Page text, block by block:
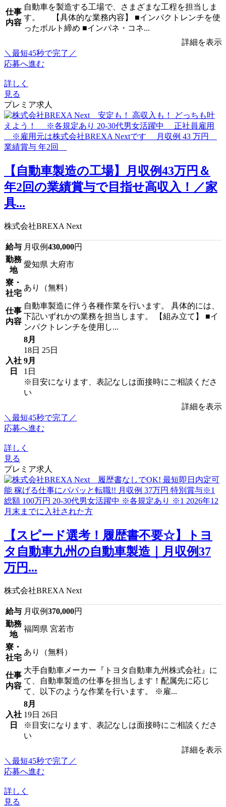
仕事
内容
自動車を製造する工場で、さまざまな工程を担当しま
す。 【具体的な業務内容】 ■インパクトレンチを使
ったボルト締め ■インパネ・コネ...
詳細を表示
＼最短45秒で完了／
応募へ進む
詳しく
見る
プレミア求人
【自動車製造の工場】月収例43万円＆
年2回の業績賞与で目指せ高収入！／家
具...
株式会社BREXA Next
給与 月収例430,000円
勤務
地
愛知県 大府市
寮・
社宅
あり（無料）
仕事
内容
自動車製造に伴う各種作業を行います。 具体的には、
下記いずれかの業務を担当します。 【組み立て】 ■イ
ンパクトレンチを使用し...
入社
日
8月
18日 25日
9月
1日
※目安になります、表記なしは面接時にご相談くださ
い
詳細を表示
＼最短45秒で完了／
応募へ進む
詳しく
見る
プレミア求人
【スピード選考！履歴書不要☆】トヨ
タ自動車九州の自動車製造｜月収例37
万円...
株式会社BREXA Next
給与 月収例370,000円
勤務
地
福岡県 宮若市
寮・
社宅
あり（無料）
仕事
内容
大手自動車メーカー『トヨタ自動車九州株式会社』に
て、自動車製造の仕事を担当します！配属先に応じ
て、以下のような作業を行います。 ※雇...
入社
日
8月
19日 26日
※目安になります、表記なしは面接時にご相談くださ
い
詳細を表示
＼最短45秒で完了／
応募へ進む
詳しく
見る